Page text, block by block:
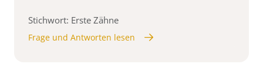
Stichwort: Erste Zähne
Frage und Antworten lesen